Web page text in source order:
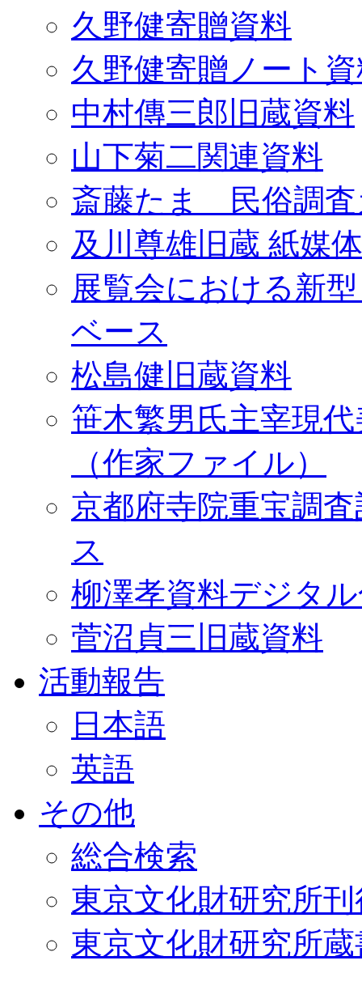
久野健寄贈資料
久野健寄贈ノート
中村傳三郎旧蔵資料
山下菊二関連資料
斎藤たま 民俗調査
及川尊雄旧蔵 紙媒
展覧会における新
ベース
松島健旧蔵資料
笹木繁男氏主宰現
（作家ファイル）
京都府寺院重宝調
ス
柳澤孝資料デジタ
菅沼貞三旧蔵資料
活動報告
日本語
英語
その他
総合検索
東京文化財研究所
東京文化財研究所